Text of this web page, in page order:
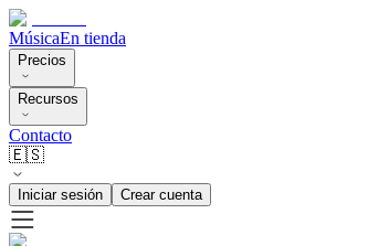
MúsicaEn tienda
Precios
Recursos
Contacto
🇪🇸
Iniciar sesión Crear cuenta